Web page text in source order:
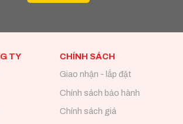
TY
CHÍNH SÁCH
Giao nhận - lắp đặt
Chính sách bảo hành
Chính sách giá